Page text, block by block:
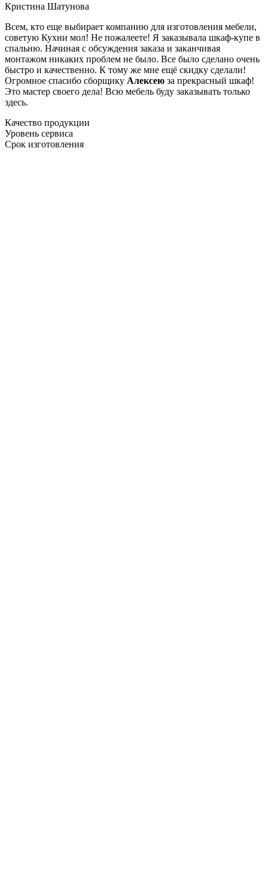
Кристина Шатунова
Всем, кто еще выбирает компанию для изготовления мебели,
советую Кухни мол! Не пожалеете! Я заказывала шкаф-купе в
спальню. Начиная с обсуждения заказа и заканчивая
монтажом никаких проблем не было. Все было сделано очень
быстро и качественно. К тому же мне ещё скидку сделали!
Огромное спасибо сборщику Алексею за прекрасный шкаф!
Это мастер своего дела! Всю мебель буду заказывать только
здесь.
Качество продукции
Уровень сервиса
Срок изготовления